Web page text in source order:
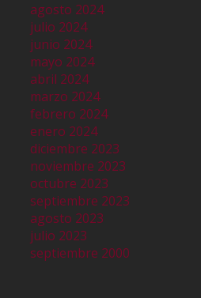
agosto 2024
julio 2024
junio 2024
mayo 2024
abril 2024
marzo 2024
febrero 2024
enero 2024
diciembre 2023
noviembre 2023
octubre 2023
septiembre 2023
agosto 2023
julio 2023
septiembre 2000